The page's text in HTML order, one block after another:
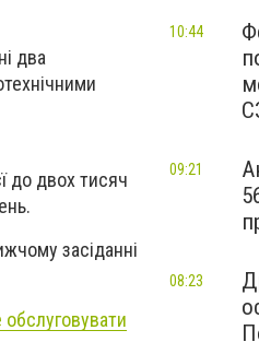
два
до двох тисяч
засіданні
10:44
09:21
08:23